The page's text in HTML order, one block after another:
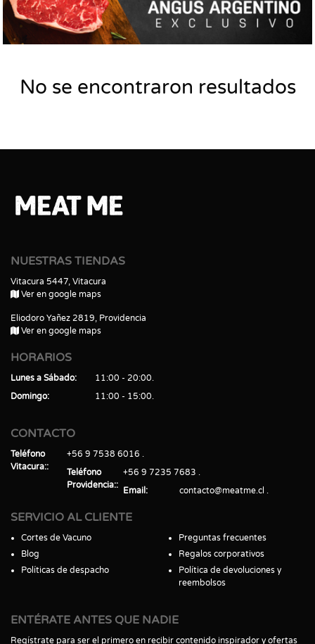
No se encontraron resultados
NUESTRAS TIENDAS
Vitacura 5447, Vitacura
Ver en google maps
Eliodoro Yañez 2819, Providencia
Ver en google maps
HORARIOS
Lunes a Sábado
11:00 - 20:00
Domingo
11:00 - 15:00
CONTACTO
Teléfono
Vitacura:
+56 9 7538 6016
Teléfono
Providencia:
+56 9 7235 7683
Email
contacto@meatme.cl
SERVICIO AL CLIENTE
Cortes de Vacuno
Blog
Políticas de despacho
Preguntas frecuentes
Regalos corporativos
Política de devoluciones y
reembolsos
ENTÉRATE ANTES QUE NADIE
Regístrate para ser el primero en recibir contenido inspirador y ofertas